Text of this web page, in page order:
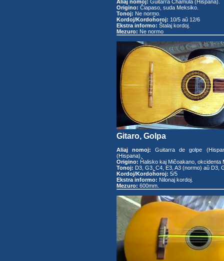
Aliaj nomoj: Guitarra Chamula (Hispana).
Origino: Ĉiapaso, suda Meksiko.
Tonoj: Ne normo.
Kordoj/Kordoĥoroj: 10/5 aŭ 12/6
Ekstra informo: Ŝtalaj kordoj.
Mezuro: Ne normo
Gitaro, Golpa
Aliaj nomoj: Guitarra de golpe
(Hispana).
Origino: Ĥalisko kaj Miĉoakano, okcidenta
Tonoj: D3, G3, C4, E3, A3 (normo) aŭ D3,
Kordoj/Kordoĥoroj: 5/5
Ekstra informo: Nilonaj kordoj.
Mezuro: 600mm.